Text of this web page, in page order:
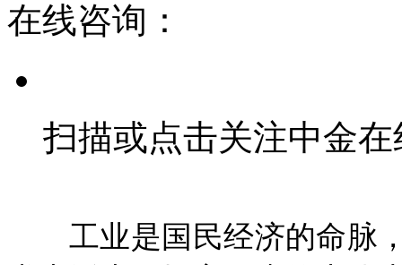
在线咨询：
扫描或点击关注中金
工业是国民经济的命脉，